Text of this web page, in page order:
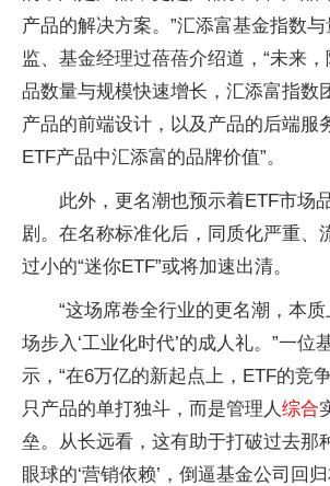
产品的解决方案。”汇添富基金指数
监、基金经理过蓓蓓介绍道，“未来
品数量与规模快速增长，汇添富指数
产品的前端设计，以及产品的后端服
ETF产品中汇添富的品牌价值”。
此外，更名潮也预示着ETF市场
剧。在名称标准化后，同质化严重、
过小的“迷你ETF”或将加速出清。
“这场席卷全行业的更名潮，本
场步入‘工业化时代’的成人礼。”一位
示，“在6万亿的新起点上，ETF的竞
只产品的单打独斗，而是管理人综合
垒。从长远看，这有助于打破过去那
眼球的‘营销依赖’，倒逼基金公司